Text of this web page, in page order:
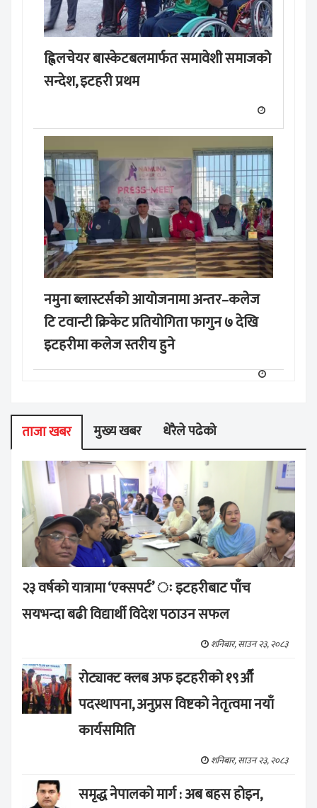
ह्विलचेयर बास्केटबलमार्फत समावेशी समाजको
सन्देश, इटहरी प्रथम
नमुना ब्लास्टर्सको आयोजनामा अन्तर–कलेज
टि टवान्टी क्रिकेट प्रतियोगिता फागुन ७ देखि
इटहरीमा कलेज स्तरीय हुने
ताजा खबर मुख्य खबर धेरैले पढेको
२३ वर्षको यात्रामा ‘एक्सपर्ट’ ः इटहरीबाट पाँच
सयभन्दा बढी विद्यार्थी विदेश पठाउन सफल
शनिबार, साउन २३, २०८३
रोट्याक्ट क्लब अफ इटहरीको १९औँ
पदस्थापना, अनुप्रस विष्टको नेतृत्वमा नयाँ
कार्यसमिति
शनिबार, साउन २३, २०८३
समृद्ध नेपालको मार्ग : अब बहस होइन,